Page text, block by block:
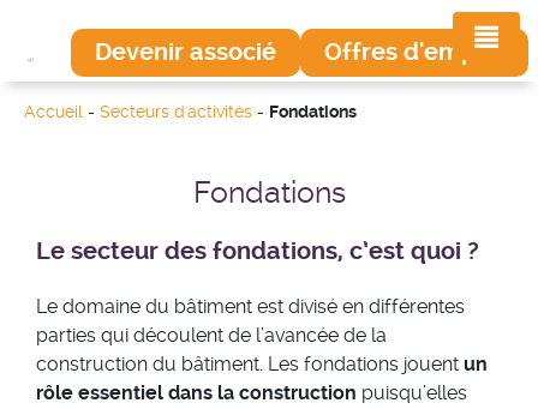
Devenir associé Offres d'emploi
Fondations
Le secteur des fondations, c’est quoi ?
Le domaine du bâtiment est divisé en différentes
parties qui découlent de l’avancée de la
construction du bâtiment. Les fondations jouent un
rôle essentiel dans la construction puisqu’elles
Accueil - Secteurs d'activités - Fondations